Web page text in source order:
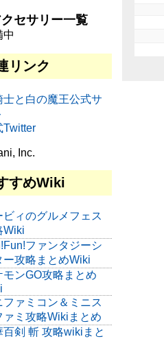
セサリー一覧
中
リンク
士と白の魔王公式サ
Twitter
Inc.
すめWiki
ビィのグルメフェス
Wiki
ファンタジーシ
ー攻略まとめWiki
モンGO攻略まとめ
ファミコン＆ミニス
ァミ攻略Wikiまとめ
百剣 斬 攻略wikiまと